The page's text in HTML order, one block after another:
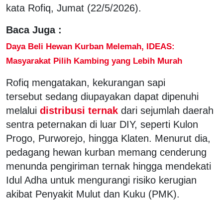
kata Rofiq, Jumat (22/5/2026).
Baca Juga :
Daya Beli Hewan Kurban Melemah, IDEAS:
Masyarakat Pilih Kambing yang Lebih Murah
Rofiq mengatakan, kekurangan sapi
tersebut sedang diupayakan dapat dipenuhi
melalui distribusi ternak dari sejumlah daerah
sentra peternakan di luar DIY, seperti Kulon
Progo, Purworejo, hingga Klaten. Menurut dia,
pedagang hewan kurban memang cenderung
menunda pengiriman ternak hingga mendekati
Idul Adha untuk mengurangi risiko kerugian
akibat Penyakit Mulut dan Kuku (PMK).